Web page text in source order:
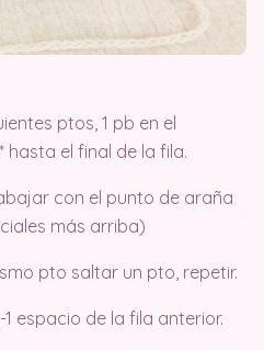
ptos, 1 pb en el
hasta el final de la fila.
con el punto de araña
más arriba)
pto saltar un pto, repetir.
1 espacio de la fila anterior.